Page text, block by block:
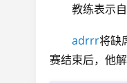
教练表示
adrrr将缺
赛结束后，他